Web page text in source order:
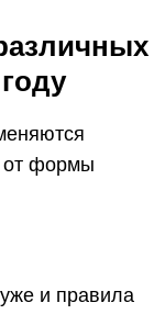
от формы
и правила